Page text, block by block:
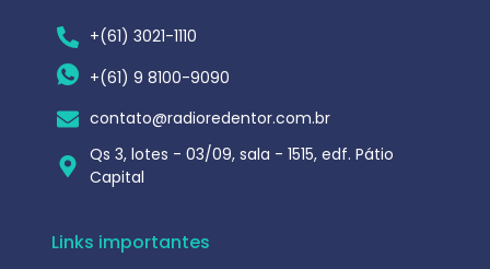
+(61) 3021-1110
+(61) 9 8100-9090
contato@radioredentor.com.br
Qs 3, lotes - 03/09, sala - 1515, edf. Pátio
Capital
Links importantes